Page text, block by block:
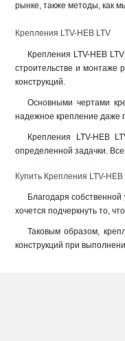
рынке, также методы, как
Крепления LTV-HEB LTV
Крепления LTV-HEB
строительстве и монтаже
конструкций.
Основными чертами
надежное крепление даже
Крепления LTV-HEB
определенной задачки.
Купить Крепления LTV-HEB
Благодаря
хочется подчеркнуть то,
Таковым образом,
конструкций при